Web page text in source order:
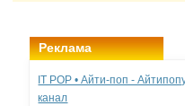
Реклама
IT POP • Айти-поп -
канал